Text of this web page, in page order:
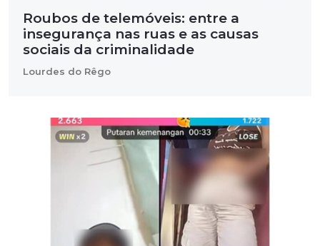
Roubos de telemóveis: entre a
insegurança nas ruas e as causas
sociais da criminalidade
Lourdes do Rêgo